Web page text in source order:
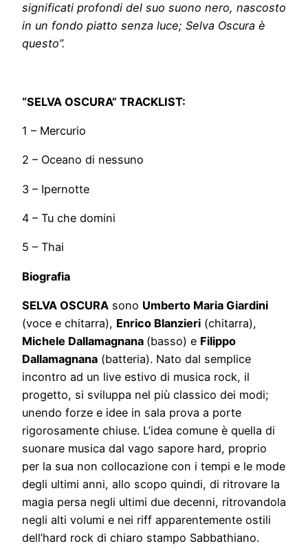
significati profondi del suo suono nero, nascosto
in un fondo piatto senza luce; Selva Oscura è
questo”.
“SELVA OSCURA” TRACKLIST:
1 – Mercurio
2 – Oceano di nessuno
3 – Ipernotte
4 – Tu che domini
5 – Thai
Biografia
SELVA OSCURA sono Umberto Maria Giardini
(voce e chitarra), Enrico Blanzieri (chitarra),
Michele Dallamagnana (basso) e Filippo
Dallamagnana (batteria). Nato dal semplice
incontro ad un live estivo di musica rock, il
progetto, si sviluppa nel più classico dei modi;
unendo forze e idee in sala prova a porte
rigorosamente chiuse. L’idea comune è quella di
suonare musica dal vago sapore hard, proprio
per la sua non collocazione con i tempi e le mode
degli ultimi anni, allo scopo quindi, di ritrovare la
magia persa negli ultimi due decenni, ritrovandola
negli alti volumi e nei riff apparentemente ostili
dell’hard rock di chiaro stampo Sabbathiano.